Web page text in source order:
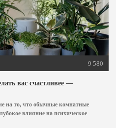
9 580
вас счастливее —
на то, что обычные комнатные
влияние на психическое